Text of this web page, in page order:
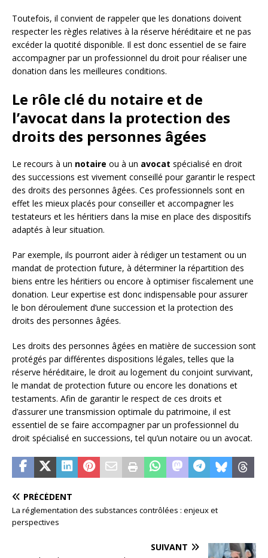
Toutefois, il convient de rappeler que les donations doivent
respecter les règles relatives à la réserve héréditaire et ne pas
excéder la quotité disponible. Il est donc essentiel de se faire
accompagner par un professionnel du droit pour réaliser une
donation dans les meilleures conditions.
Le rôle clé du notaire et de
l’avocat dans la protection des
droits des personnes âgées
Le recours à un notaire ou à un avocat spécialisé en droit
des successions est vivement conseillé pour garantir le respect
des droits des personnes âgées. Ces professionnels sont en
effet les mieux placés pour conseiller et accompagner les
testateurs et les héritiers dans la mise en place des dispositifs
adaptés à leur situation.
Par exemple, ils pourront aider à rédiger un testament ou un
mandat de protection future, à déterminer la répartition des
biens entre les héritiers ou encore à optimiser fiscalement une
donation. Leur expertise est donc indispensable pour assurer
le bon déroulement d’une succession et la protection des
droits des personnes âgées.
Les droits des personnes âgées en matière de succession sont
protégés par différentes dispositions légales, telles que la
réserve héréditaire, le droit au logement du conjoint survivant,
le mandat de protection future ou encore les donations et
testaments. Afin de garantir le respect de ces droits et
d’assurer une transmission optimale du patrimoine, il est
essentiel de se faire accompagner par un professionnel du
droit spécialisé en successions, tel qu’un notaire ou un avocat.
PRÉCÉDENT
La réglementation des substances contrôlées : enjeux et
perspectives
SUIVANT